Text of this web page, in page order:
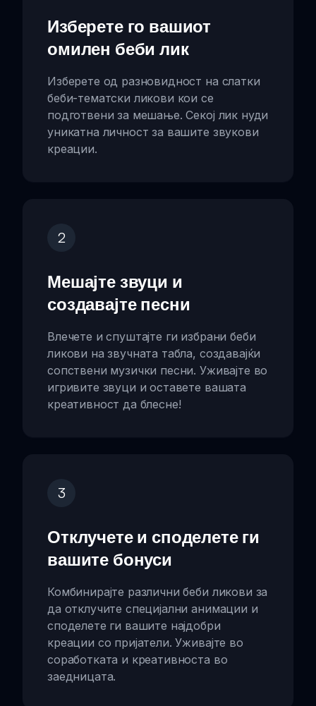
Изберете го вашиот
омилен беби лик
Изберете од разновидност на слатки
беби-тематски ликови кои се
подготвени за мешање. Секој лик нуди
уникатна личност за вашите звукови
креации.
2
Мешајте звуци и
создавајте песни
Влечете и спуштајте ги избрани беби
ликови на звучната табла, создавајќи
сопствени музички песни. Уживајте во
игривите звуци и оставете вашата
креативност да блесне!
3
Отклучете и споделете ги
вашите бонуси
Комбинирајте различни беби ликови за
да отклучите специјални анимации и
споделете ги вашите најдобри
креации со пријатели. Уживајте во
соработката и креативноста во
заедницата.